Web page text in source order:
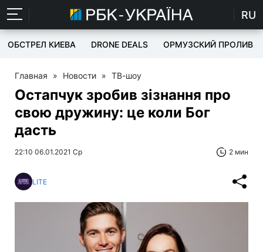
RU
ОБСТРЕЛ КИЕВА DRONE DEALS ОРМУЗСКИЙ ПРОЛИВ
Главная » Новости » ТВ-шоу
Остапчук зробив зізнання про
свою дружину: це коли Бог
дасть
22:10 06.01.2021 Ср 2 мин
LITE